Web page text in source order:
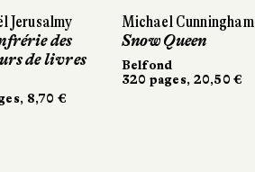
Jerusalmy
des
de livres
8,70 €
Michael Cunningham
Snow Queen
Belfond
320 pages, 20,50 €